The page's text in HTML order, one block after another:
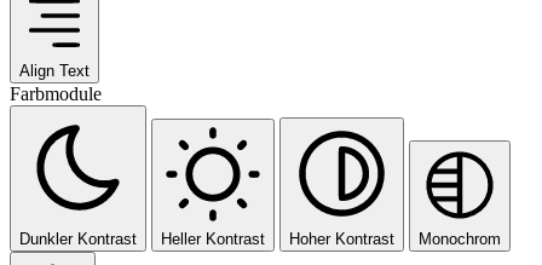
Align Text
Farbmodule
Dunkler Kontrast Heller Kontrast Hoher Kontrast Monochrom